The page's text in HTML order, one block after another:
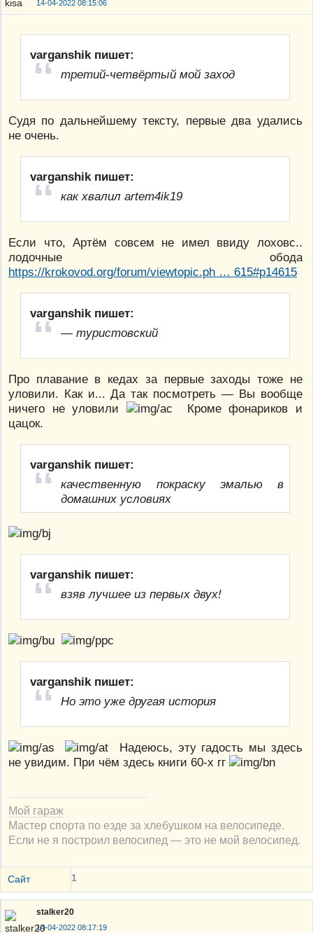
14-04-2022 08:15:06
varganshik пишет:
третий-четвёртый мой заход
Судя по дальнейшему тексту, первые два удались
не очень.
varganshik пишет:
как хвалил artem4ik19
Если что, Артём совсем не имел ввиду лоховс..
лодочные обода
https://krokovod.org/forum/viewtopic.ph … 615#p14615
varganshik пишет:
— туристовский
Про плавание в кедах за первые заходы тоже не
уловили. Как и... Да так посмотреть — Вы вообще
ничего не уловили
Кроме фонариков и
цацок.
varganshik пишет:
качественную покраску эмалью в
домашних условиях
varganshik пишет:
взяв лучшее из первых двух!
varganshik пишет:
Но это уже другая история
Надеюсь, эту гадость мы здесь
не увидим. При чём здесь книги 60-х гг
Мой гараж
Мастер спорта по езде за хлебушком на велосипеде.
Если не я построил велосипед — это не мой велосипед.
Сайт 1
stalker20
14-04-2022 08:17:19